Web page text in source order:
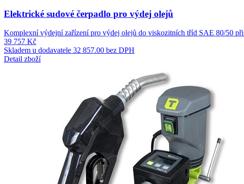
Elektrické sudové čerpadlo pro výdej olejů
Komplexní výdejní zařízení pro výdej olejů do viskozitních tříd SAE 80/50
39 757 Kč
Skladem u dodavatele 32 857.00 bez DPH
Detail zboží